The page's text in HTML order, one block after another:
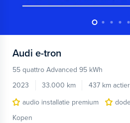
Audi e-tron
55 quattro Advanced 95 kWh
2023
33.000 km 437 km
audio installatie premium
Kopen